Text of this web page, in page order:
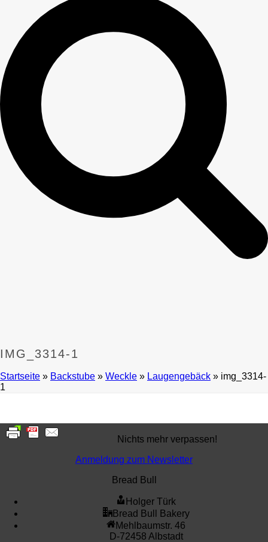
IMG_3314-1
Startseite » Backstube » Weckle » Laugengebäck » img_3314-
1
Nichts mehr verpassen!
Anmeldung zum Newsletter
Bread Bull
Holger Türk
Bread Bull Bakery
Mehlbaumstr. 46
D-72458 Albstadt